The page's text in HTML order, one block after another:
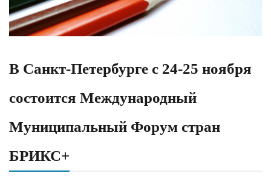
В Санкт-Петербурге с 24-25 ноября
состоится Международный
Муниципальный Форум стран
БРИКС+